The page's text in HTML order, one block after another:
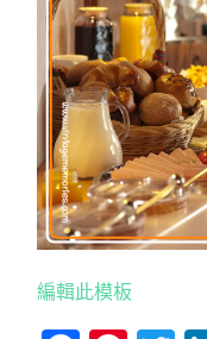
編輯此模板